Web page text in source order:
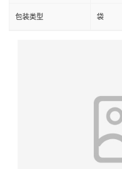
包装类型 袋